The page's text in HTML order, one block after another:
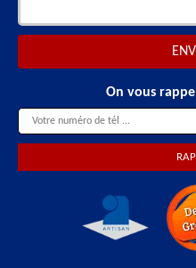
On vous